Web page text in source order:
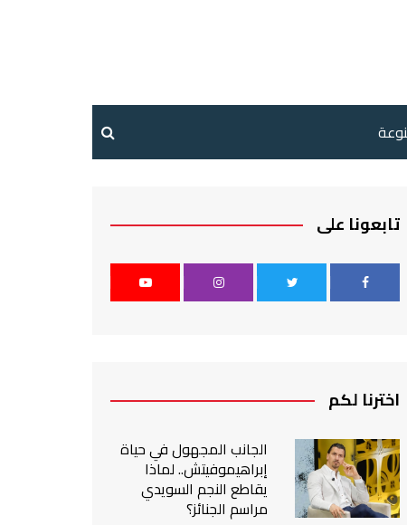
تابعونا على
اخترنا لكم
الجانب المجهول في حياة
إبراهيموفيتش.. لماذا
يقاطع النجم السويدي
مراسم الجنائز؟